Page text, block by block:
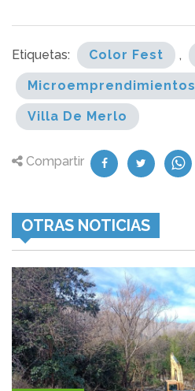
Etiquetas: Color Fest ,
Microemprendimientos
Villa De Merlo
Compartir
OTRAS NOTICIAS